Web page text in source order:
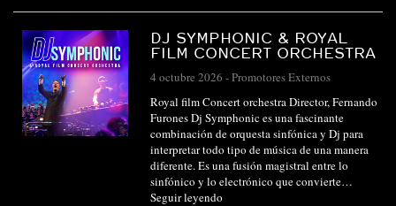
DJ SYMPHONIC & ROYAL
FILM CONCERT ORCHESTRA
4 octubre 2026 -Promotores Externos
Royal film Concert orchestra Director, Fernando
Furones Dj Symphonic es una fascinante
combinación de orquesta sinfónica y Dj para
interpretar todo tipo de música de una manera
diferente. Es una fusión magistral entre lo
sinfónico y lo electrónico que convierte…
Seguir leyendo